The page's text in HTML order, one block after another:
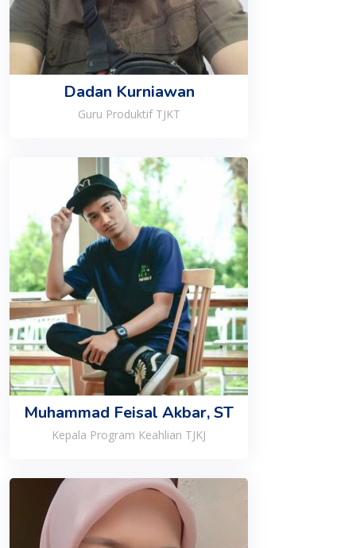
Dadan Kurniawan
Guru Produktif TJKT
Muhammad Feisal Akbar, ST
Kepala Program Keahlian TJKJ